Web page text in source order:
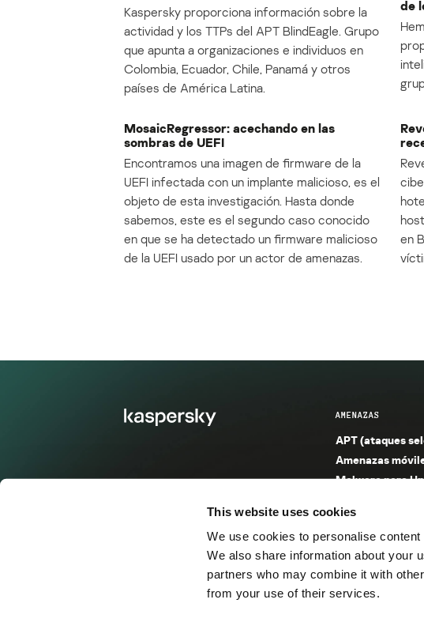
This website uses cookies
We use cookies to personalise
We also share information about your
partners who may combine it with
from your use of their services.
Kaspersky proporciona información sobre la
actividad y los TTPs del APT BlindEagle. Grupo
que apunta a organizaciones e individuos en
Colombia, Ecuador, Chile, Panamá y otros
países de América Latina.
de
MosaicRegressor: acechando en las
sombras de UEFI
Encontramos una imagen de firmware de la
UEFI infectada con un implante malicioso, es el
objeto de esta investigación. Hasta donde
sabemos, este es el segundo caso conocido
en que se ha detectado un firmware malicioso
de la UEFI usado por un actor de amenazas.
en
AMENAZAS
APT (ataques
Amenazas
Malware para
Entorno seguro
Amenazas
Amenazas
Spam y phishing